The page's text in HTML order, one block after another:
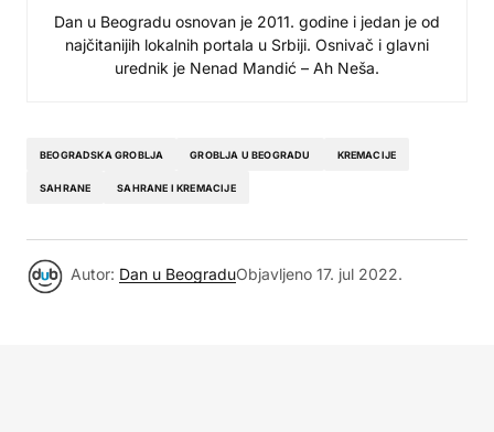
Dan u Beogradu osnovan je 2011. godine i jedan je od
najčitanijih lokalnih portala u Srbiji. Osnivač i glavni
urednik je Nenad Mandić – Ah Neša.
BEOGRADSKA GROBLJA GROBLJA U BEOGRADU KREMACIJE
SAHRANE SAHRANE I KREMACIJE
Autor: Dan u BeograduObjavljeno 17. jul 2022.